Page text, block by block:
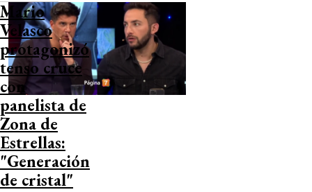
Mario
Velasco
protagonizó
tenso cruce
con
panelista de
Zona de
Estrellas:
"Generación
de cristal"